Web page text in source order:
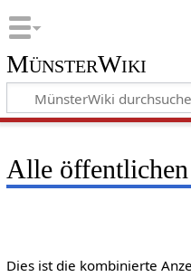
MünsterWiki
Alle
Dies ist die kombinierte